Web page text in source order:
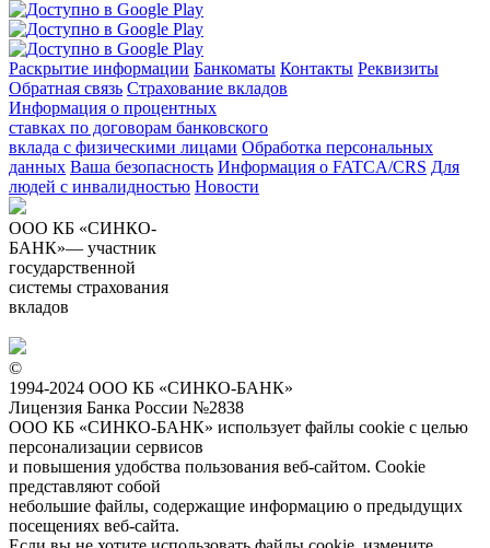
Раскрытие информации Банкоматы Контакты Реквизиты
Обратная связь Страхование вкладов
Информация о процентных
ставках по договорам банковского
вклада с физическими лицами Обработка персональных
данных Ваша безопасность Информация о FATCA/CRS Для
людей с инвалидностью Новости
ООО КБ «СИНКО-
БАНК»— участник
государственной
системы страхования
вкладов
©
1994-2024 ООО КБ «СИНКО-БАНК»
Лицензия Банка России №2838
ООО КБ «СИНКО-БАНК» использует файлы cookie с целью
персонализации сервисов
и повышения удобства пользования веб-сайтом. Cookie
представляют собой
небольшие файлы, содержащие информацию о предыдущих
посещениях веб-сайта.